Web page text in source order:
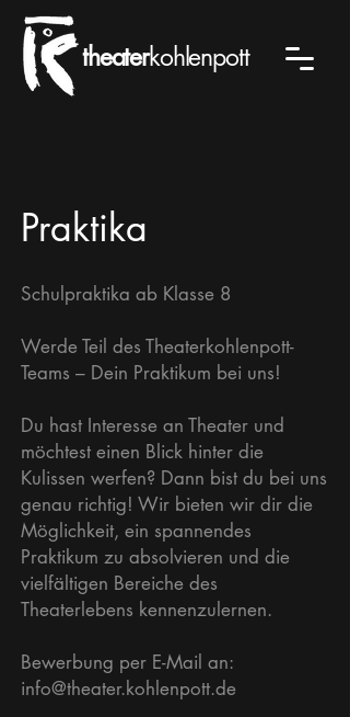
theaterkohlenpott
Praktika
Schulpraktika ab Klasse 8
Werde Teil des Theaterkohlenpott-
Teams – Dein Praktikum bei uns!
Du hast Interesse an Theater und
möchtest einen Blick hinter die
Kulissen werfen? Dann bist du bei uns
genau richtig! Wir bieten wir dir die
Möglichkeit, ein spannendes
Praktikum zu absolvieren und die
vielfältigen Bereiche des
Theaterlebens kennenzulernen.
Bewerbung per E-Mail an:
info@theater.kohlenpott.de